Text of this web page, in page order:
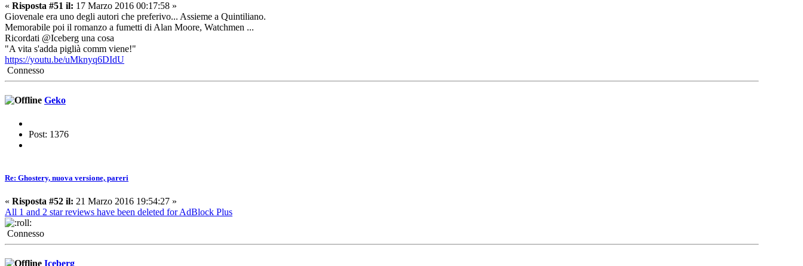
« Risposta #51 il: 17 Marzo 2016 00:17:58 »
Giovenale era uno degli autori che preferivo... Assieme a Quintiliano.
Memorabile poi il romanzo a fumetti di Alan Moore, Watchmen ...
Ricordati @Iceberg una cosa
"A vita s'adda piglià comm viene!"
https://youtu.be/uMknyq6DIdU
Connesso
Geko
Post: 1376
Re: Ghostery, nuova versione, pareri
« Risposta #52 il: 21 Marzo 2016 19:54:27 »
All 1 and 2 star reviews have been deleted for AdBlock Plus
Connesso
Iceberg